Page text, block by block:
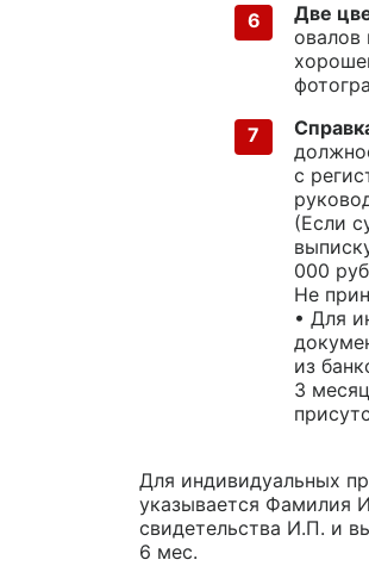
Две
с
(Если
000
Не
• Для
из
3
Для индивидуальных
указывается Фамилия
свидетельства И.П. и
6 мес.